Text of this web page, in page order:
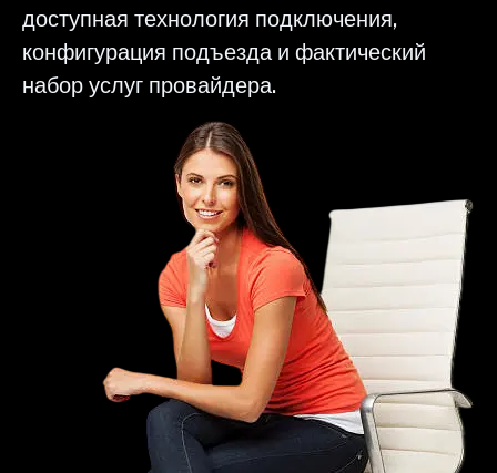
доступная технология подключения,
конфигурация подъезда и фактический
набор услуг провайдера.